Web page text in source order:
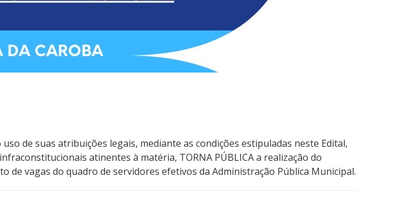
de suas atribuições legais, mediante as condições estipuladas neste Edital,
atinentes à matéria, TORNA PÚBLICA a realização do
vagas do quadro de servidores efetivos da Administração Pública Municipal.